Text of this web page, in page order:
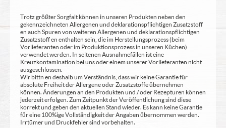
Trotz größter Sorgfalt können in unseren Produkten neben den
gekennzeichneten Allergenen und deklarationspflichtigen Zusatzstoff
en auch Spuren von weiteren Allergenen und deklarationspflichtigen
Zusatzstoff en enthalten sein, die im Herstellungsprozess (beim
Vorlieferanten oder im Produktionsprozess in unseren Küchen)
verwendet werden. In seltenen Ausnahmefällen ist eine
Kreuzkontamination bei uns oder einem unserer Vorlieferanten nicht
ausgeschlossen.
Wir bittn en deshalb um Verständnis, dass wir keine Garantie für
absolute Freiheit der Allergene oder Zusatzstoffe übernehmen
können. Änderungen an den Produkten und / oder Rezepturen können
jederzeit erfolgen. Zum Zeitpunkt der Veröffentlichung sind diese
korrekt und geben den aktuellen Stand wieder. Es kann keine Garantie
für eine 100%ige Vollständigkeit der Angaben übernommen werden.
Irrtümer und Druckfehler sind vorbehalten.